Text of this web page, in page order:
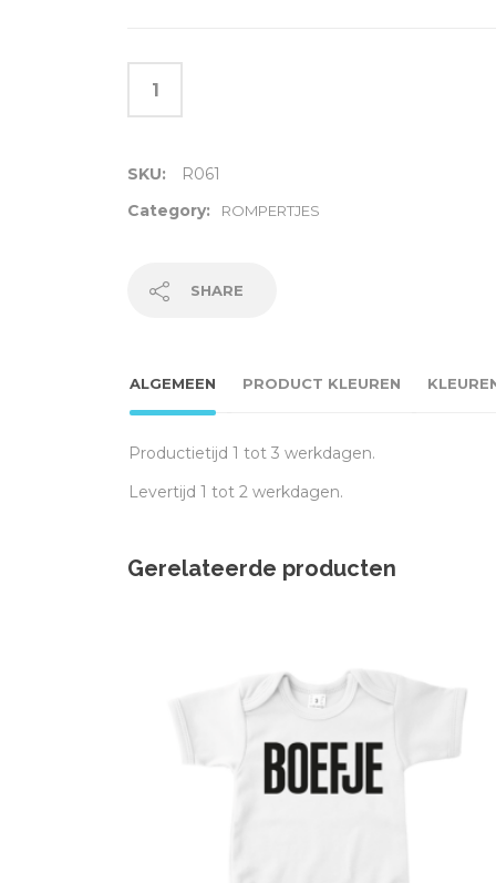
SKU:
R061
Category:
ROMPERTJES
SHARE
ALGEMEEN PRODUCT KLEUREN
Productietijd 1 tot 3 werkdagen.
Levertijd 1 tot 2 werkdagen.
Gerelateerde producten